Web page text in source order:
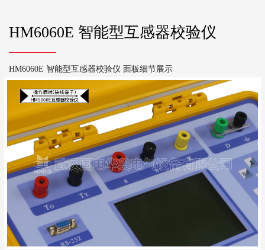
HM6060E 智能型互感器校验仪
HM6060E 智能型互感器校验仪 面板细节展示